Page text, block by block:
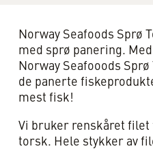
Norway Seafoods Sprø
med sprø panering.
Norway Seafooods
de panerte
mest fisk!
Vi bruker renskåret
torsk. Hele stykker av